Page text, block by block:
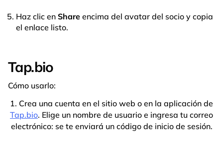
Haz clic en Share encima del avatar del socio y copia
el enlace listo.
Tap.bio
Cómo usarlo:
1. Crea una cuenta en el sitio web o en la aplicación de
Tap.bio. Elige un nombre de usuario e ingresa tu correo
electrónico: se te enviará un código de inicio de sesión.